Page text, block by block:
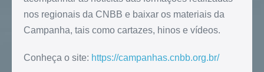
nos regionais da CNBB e baixar os materiais da
Campanha, tais como cartazes, hinos e vídeos.
Conheça o site: https://campanhas.cnbb.org.br/